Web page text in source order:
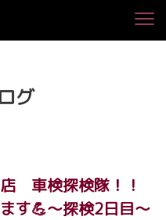
グ
車検探検隊！！
す💪～探検2日目～